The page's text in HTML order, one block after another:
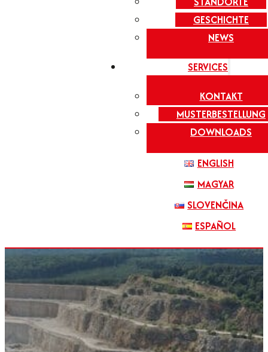
GESCHICHTE
NEWS
SERVICES
KONTAKT
MUSTERBESTELLUNG
DOWNLOADS
ENGLISH
MAGYAR
SLOVENČINA
ESPAÑOL